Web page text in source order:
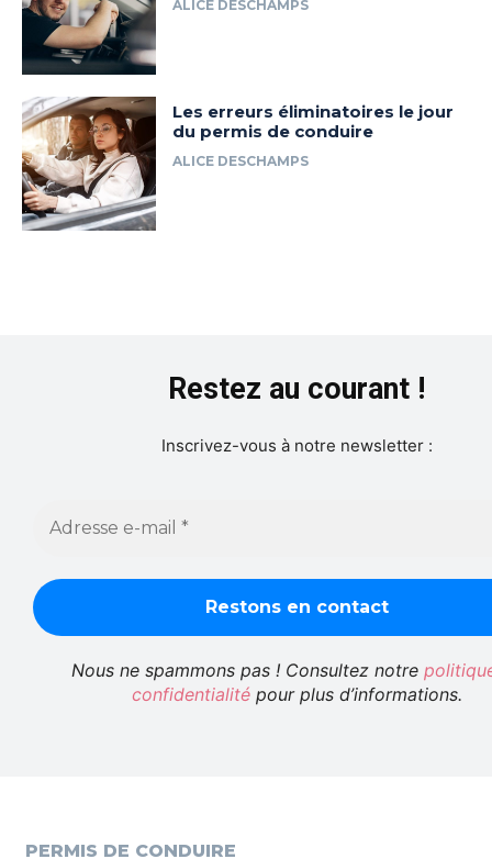
ALICE DESCHAMPS
Les erreurs éliminatoires le jour
du permis de conduire
ALICE DESCHAMPS
Restez au courant !
Inscrivez-vous à notre newsletter :
Nous ne spammons pas ! Consultez notre
confidentialitépour plus d’informations.